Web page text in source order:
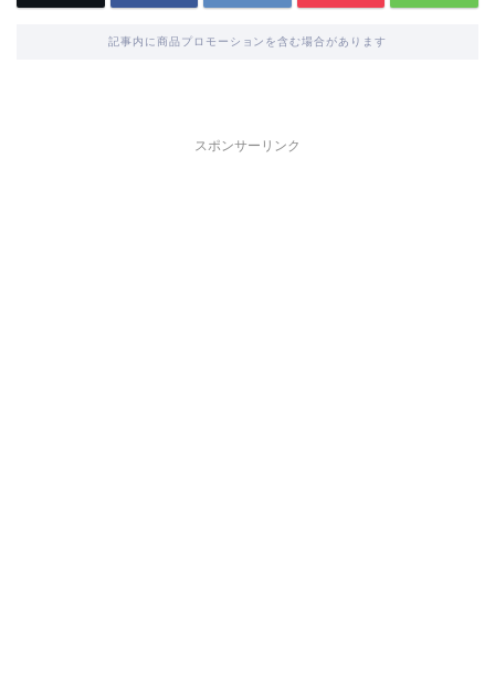
記事内に商品プロモーションを含む場合があります
スポンサーリンク